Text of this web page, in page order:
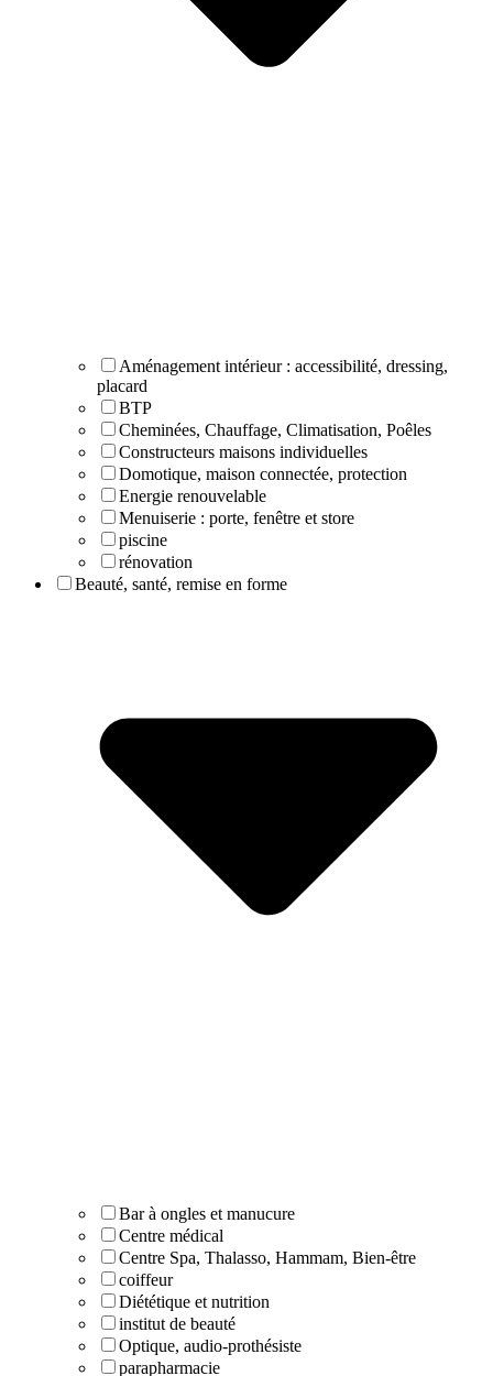
Aménagement intérieur : accessibilité, dressing,
placard
BTP
Cheminées, Chauffage, Climatisation, Poêles
Constructeurs maisons individuelles
Domotique, maison connectée, protection
Energie renouvelable
Menuiserie : porte, fenêtre et store
piscine
rénovation
Beauté, santé, remise en forme
Bar à ongles et manucure
Centre médical
Centre Spa, Thalasso, Hammam, Bien-être
coiffeur
Diététique et nutrition
institut de beauté
Optique, audio-prothésiste
parapharmacie